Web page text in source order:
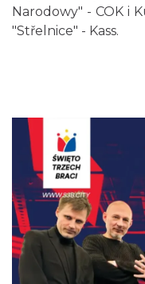
Wystawa: Z
60-lecie
PTTK "Ondraszek"
Cieszyn
0.06 km
Narodowy" - COK i
"Střelnice" - Kass.